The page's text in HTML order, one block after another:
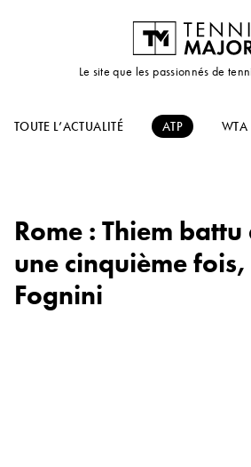
Le site que les passionnés de
TOUTE L’ACTUALITÉ ATP WTA
Rome : Thiem battu
une cinquième
Fognini